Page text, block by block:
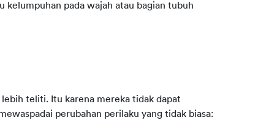
pada wajah atau bagian tubuh
lebih teliti. Itu karena mereka tidak dapat
perubahan perilaku yang tidak biasa: